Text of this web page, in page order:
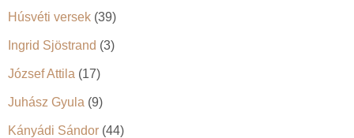
Húsvéti versek (39)
Ingrid Sjöstrand (3)
József Attila (17)
Juhász Gyula (9)
Kányádi Sándor (44)